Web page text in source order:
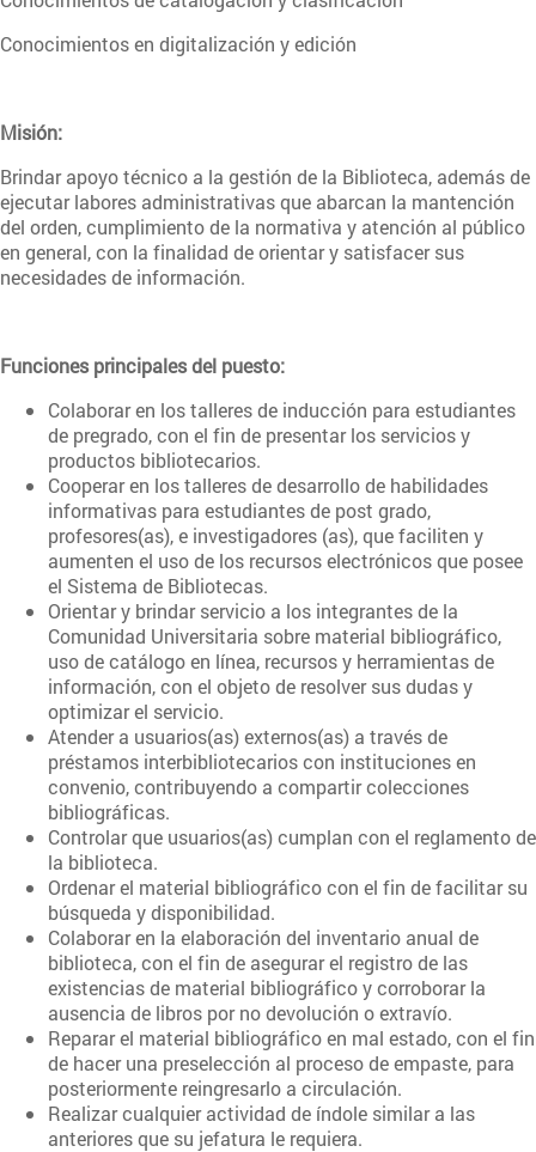
Conocimientos en digitalización y edición
Misión:
Brindar apoyo técnico a la gestión de la Biblioteca, además de
ejecutar labores administrativas que abarcan la mantención
del orden, cumplimiento de la normativa y atención al público
en general, con la finalidad de orientar y satisfacer sus
necesidades de información.
Funciones principales del puesto:
Colaborar en los talleres de inducción para estudiantes
de pregrado, con el fin de presentar los servicios y
productos bibliotecarios.
Cooperar en los talleres de desarrollo de habilidades
informativas para estudiantes de post grado,
profesores(as), e investigadores (as), que faciliten y
aumenten el uso de los recursos electrónicos que posee
el Sistema de Bibliotecas.
Orientar y brindar servicio a los integrantes de la
Comunidad Universitaria sobre material bibliográfico,
uso de catálogo en línea, recursos y herramientas de
información, con el objeto de resolver sus dudas y
optimizar el servicio.
Atender a usuarios(as) externos(as) a través de
préstamos interbibliotecarios con instituciones en
convenio, contribuyendo a compartir colecciones
bibliográficas.
Controlar que usuarios(as) cumplan con el reglamento de
la biblioteca.
Ordenar el material bibliográfico con el fin de facilitar su
búsqueda y disponibilidad.
Colaborar en la elaboración del inventario anual de
biblioteca, con el fin de asegurar el registro de las
existencias de material bibliográfico y corroborar la
ausencia de libros por no devolución o extravío.
Reparar el material bibliográfico en mal estado, con el fin
de hacer una preselección al proceso de empaste, para
posteriormente reingresarlo a circulación.
Realizar cualquier actividad de índole similar a las
anteriores que su jefatura le requiera.